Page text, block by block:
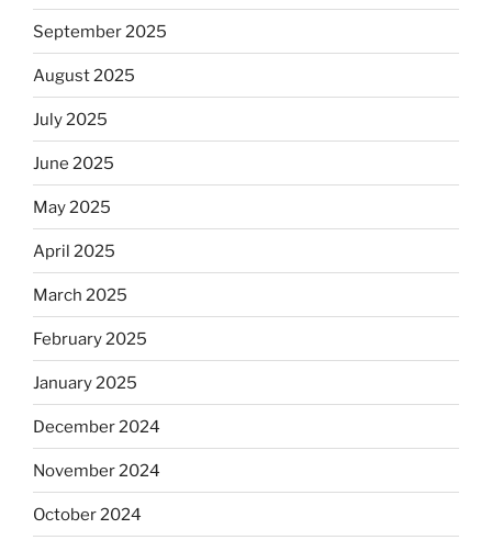
September 2025
August 2025
July 2025
June 2025
May 2025
April 2025
March 2025
February 2025
January 2025
December 2024
November 2024
October 2024